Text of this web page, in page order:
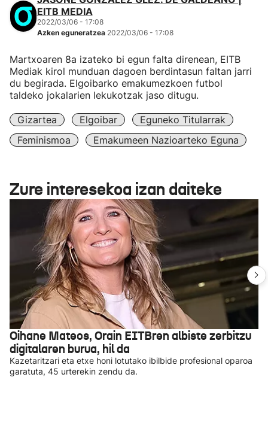
EITB MEDIA
2022/03/06 - 17:08
Azken eguneratzea 2022/03/06 - 17:08
Martxoaren 8a izateko bi egun falta direnean, EITB
Mediak kirol munduan dagoen berdintasun faltan jarri
du begirada. Elgoibarko emakumezkoen futbol
taldeko jokalarien lekukotzak jaso ditugu.
Gizartea Elgoibar
Eguneko Titularrak
Feminismoa
Emakumeen Nazioarteko Eguna
Zure interesekoa izan daiteke
Oihane Mateos, Orain EITBren albiste zerbitzu
digitalaren burua, hil da
Kazetaritzari eta etxe honi lotutako ibilbide profesional oparoa
garatuta, 45 urterekin zendu da.